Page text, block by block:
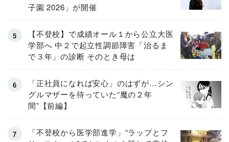
子園 2026」が開催
【不登校】で成績オール１から公立大医
学部へ 中２で起立性調節障害「治るま
で３年」の診断 そのとき母は
「正社員になれば安心」のはずが…シン
グルマザーを待っていた“魔の２年
間”【前編】
「不登校から医学部進学」“ラップとフ